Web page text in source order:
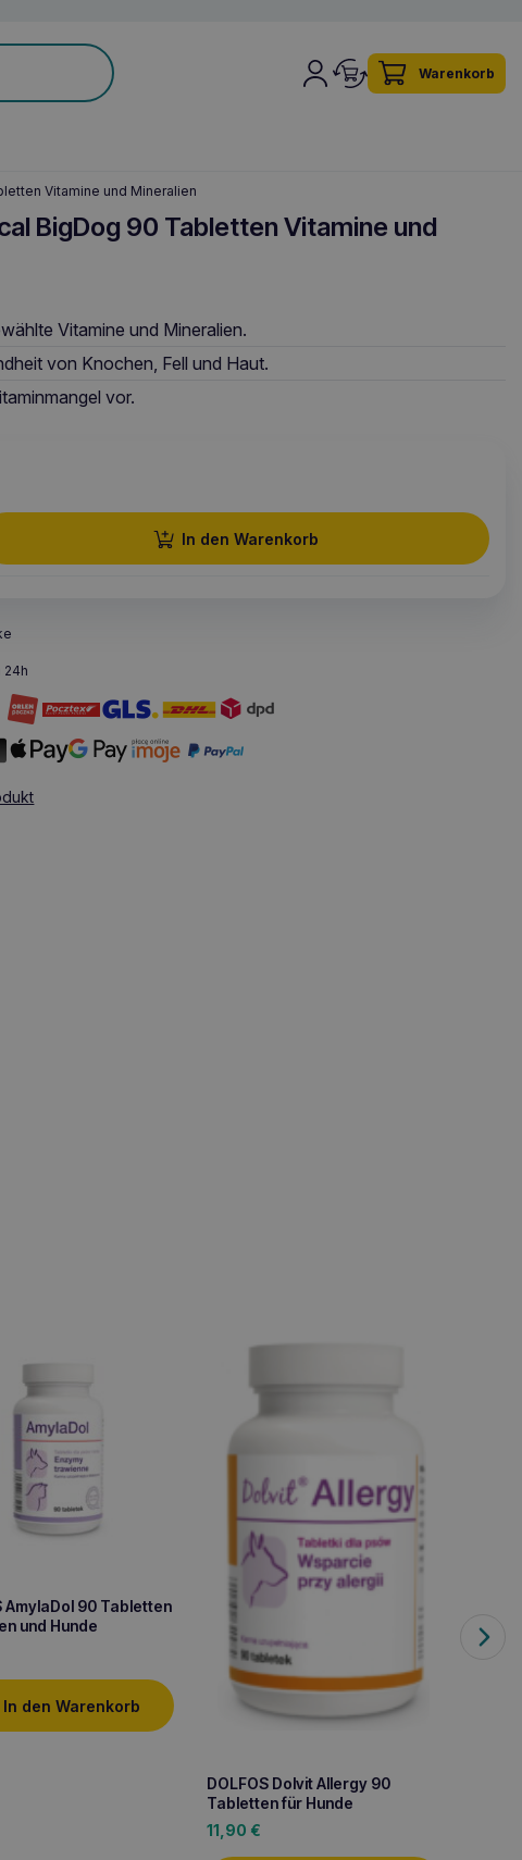
Warenkorb
Vitamine und Mineralien
BigDog 90 Tabletten Vitamine und
Vitamine und Mineralien.
von Knochen, Fell und Haut.
vor.
In den Warenkorb
24h
AmylaDol 90 Tabletten
und Hunde
In den Warenkorb
DOLFOS Dolvit Allergy 90
Tabletten für Hunde
11,90 €